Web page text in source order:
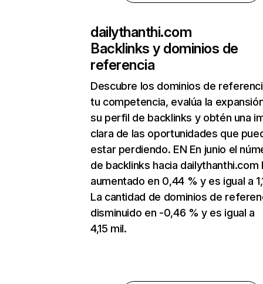
dailythanthi.com
Backlinks y dominios de
referencia
Descubre los dominios de
tu competencia, evalúa la
su perfil de backlinks y obtén una
clara de las oportunidades que
estar perdiendo. EN En junio el
de backlinks hacia dailythanthi.com
aumentado en 0,44 % y es igual a
La cantidad de dominios de
disminuido en -0,46 % y es igual a
4,15 mil.